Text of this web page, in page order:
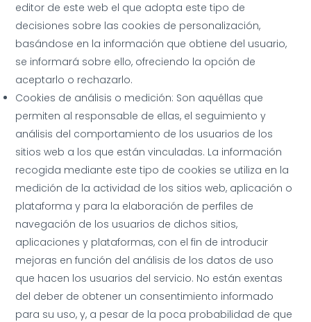
editor de este web el que adopta este tipo de
decisiones sobre las cookies de personalización,
basándose en la información que obtiene del usuario,
se informará sobre ello, ofreciendo la opción de
aceptarlo o rechazarlo.
Cookies de análisis o medición: Son aquéllas que
permiten al responsable de ellas, el seguimiento y
análisis del comportamiento de los usuarios de los
sitios web a los que están vinculadas. La información
recogida mediante este tipo de cookies se utiliza en la
medición de la actividad de los sitios web, aplicación o
plataforma y para la elaboración de perfiles de
navegación de los usuarios de dichos sitios,
aplicaciones y plataformas, con el fin de introducir
mejoras en función del análisis de los datos de uso
que hacen los usuarios del servicio. No están exentas
del deber de obtener un consentimiento informado
para su uso, y, a pesar de la poca probabilidad de que